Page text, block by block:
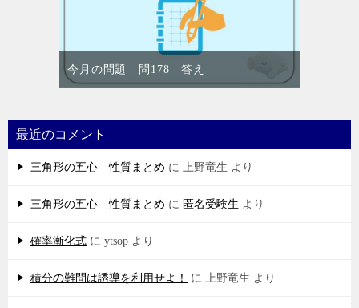
今月の問題 問178 答え
最近のコメント
三角形の五心 性質まとめ に 上野竜生 より
三角形の五心 性質まとめ に 匿名受験生 より
確率漸化式 に ytsop より
積分の難問は誘導を利用せよ！ に 上野竜生 より